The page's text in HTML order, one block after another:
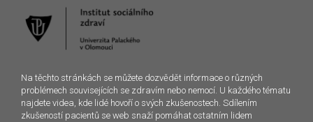
Na těchto stránkách se můžete dozvědět informace o různých
problémech souvisejících se zdravím nebo nemocí. U každého tématu
najdete videa, kde lidé hovoří o svých zkušenostech. Sdílením
zkušeností pacientů se web snaží pomáhat ostatním lidem